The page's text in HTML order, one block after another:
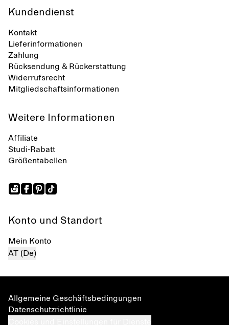
Kundendienst
Kontakt
Lieferinformationen
Zahlung
Rücksendung & Rückerstattung
Widerrufsrecht
Mitgliedschaftsinformationen
Weitere Informationen
Affiliate
Studi-Rabatt
Größentabellen
Konto und Standort
Mein Konto
AT (De)
Allgemeine Geschäftsbedingungen
Datenschutzrichtlinie